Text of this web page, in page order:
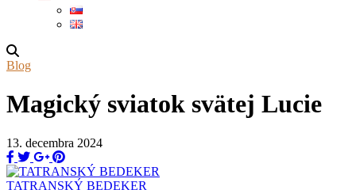
Blog
Magický sviatok svätej Lucie
13. decembra 2024
TATRANSKÝ BEDEKER